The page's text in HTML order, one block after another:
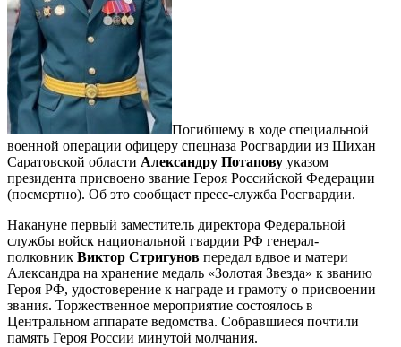
Погибшему в ходе специальной
военной операции офицеру спецназа Росгвардии из Шихан
Саратовской области Александру Потапову указом
президента присвоено звание Героя Российской Федерации
(посмертно). Об это сообщает пресс-служба Росгвардии.
Накануне первый заместитель директора Федеральной
службы войск национальной гвардии РФ генерал-
полковник Виктор Стригунов передал вдвое и матери
Александра на хранение медаль «Золотая Звезда» к званию
Героя РФ, удостоверение к награде и грамоту о присвоении
звания. Торжественное мероприятие состоялось в
Центральном аппарате ведомства. Собравшиеся почтили
память Героя России минутой молчания.